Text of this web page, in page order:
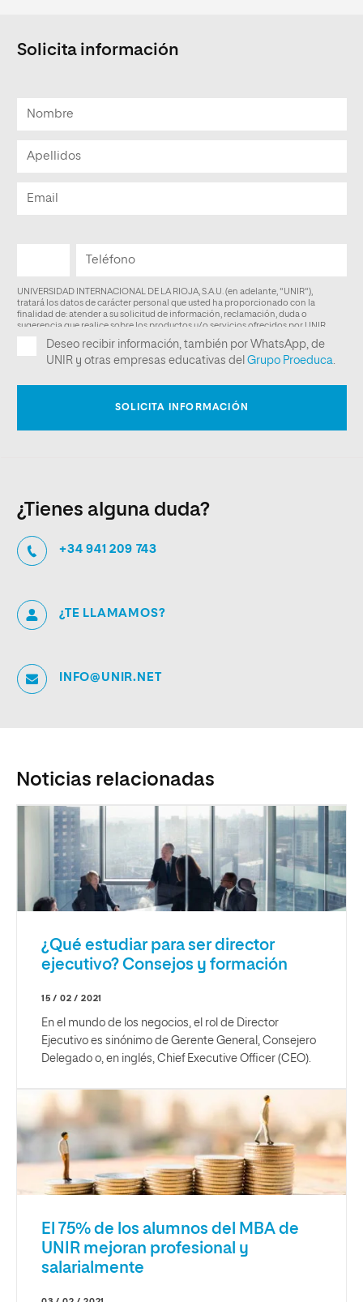
Solicita información
¿Tienes alguna duda?
+34 941 209 743
¿TE LLAMAMOS?
INFO@UNIR.NET
Noticias relacionadas
¿Qué estudiar para ser director
ejecutivo? Consejos y formación
15 / 02 / 2021
En el mundo de los negocios, el rol de Director
Ejecutivo es sinónimo de Gerente General, Consejero
Delegado o, en inglés, Chief Executive Officer (CEO).
El 75% de los alumnos del MBA de
UNIR mejoran profesional y
salarialmente